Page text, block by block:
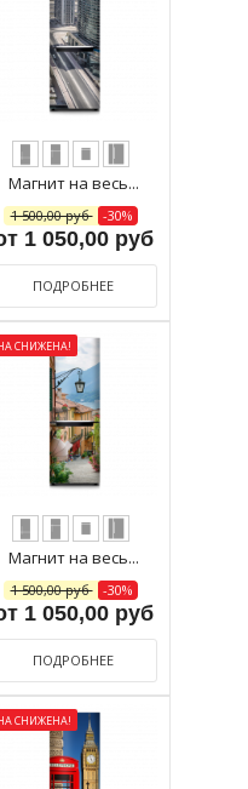
Магнит на весь...
1 500,00 руб -30%
1 050,00 руб
ПОДРОБНЕЕ
СНИЖЕНА!
Магнит на весь...
1 500,00 руб -30%
1 050,00 руб
ПОДРОБНЕЕ
СНИЖЕНА!